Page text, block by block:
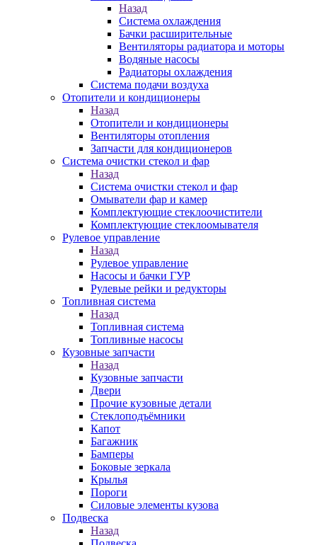
Назад
Система охлаждения
Бачки расширительные
Вентиляторы радиатора и моторы
Водяные насосы
Радиаторы охлаждения
Система подачи воздуха
Отопители и кондиционеры
Назад
Отопители и кондиционеры
Вентиляторы отопления
Запчасти для кондиционеров
Система очистки стекол и фар
Назад
Система очистки стекол и фар
Омыватели фар и камер
Комплектующие стеклоочистители
Комплектующие стеклоомывателя
Рулевое управление
Назад
Рулевое управление
Насосы и бачки ГУР
Рулевые рейки и редукторы
Топливная система
Назад
Топливная система
Топливные насосы
Кузовные запчасти
Назад
Кузовные запчасти
Двери
Прочие кузовные детали
Стеклоподъёмники
Капот
Багажник
Бамперы
Боковые зеркала
Крылья
Пороги
Силовые элементы кузова
Подвеска
Назад